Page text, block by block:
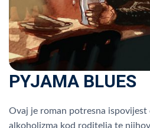
PYJAMA BLUES
Ovaj je roman potresna ispovijest
alkoholizma kod roditelja te